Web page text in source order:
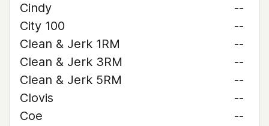
Cindy
--
City 100
--
Clean & Jerk 1RM
--
Clean & Jerk 3RM
--
Clean & Jerk 5RM
--
Clovis
--
Coe
--